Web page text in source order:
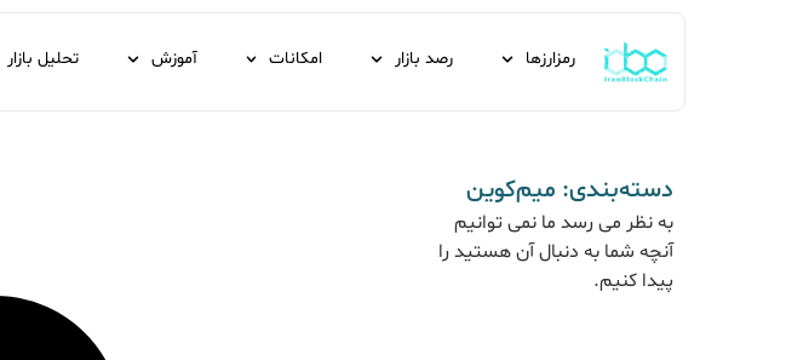
رمزارزها رصد بازار امکانات آموزش تحلیل بازار
دسته‌بندی: میم‌کوین
به نظر می رسد ما نمی توانیم
آنچه شما به دنبال آن هستید را
پیدا کنیم.